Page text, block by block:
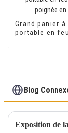
Grand panier à
portable en
Blog